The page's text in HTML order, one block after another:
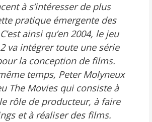
à s’intéresser de plus
pratique émergente des
ainsi qu’en 2004, le jeu
va intégrer toute une série
la conception de films.
temps, Peter Molyneux
The Moviesqui consiste à
rôle de producteur, à faire
et à réaliser des films.